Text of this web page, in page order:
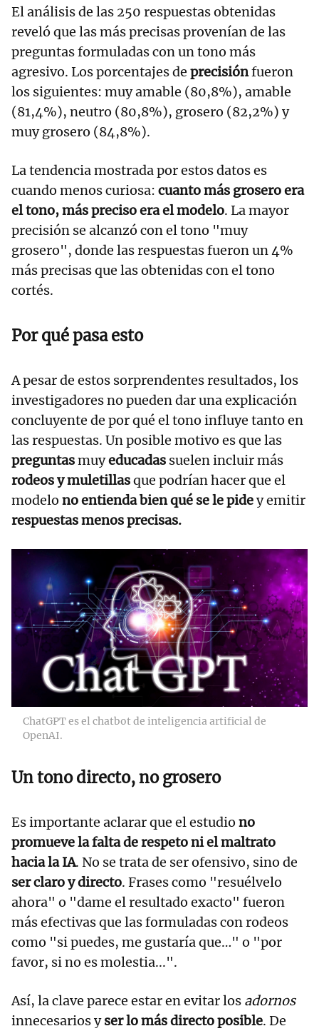
El análisis de las 250 respuestas obtenidas
reveló que las más precisas provenían de las
preguntas formuladas con un tono más
agresivo. Los porcentajes de precisiónfueron
los siguientes: muy amable (80,8%), amable
(81,4%), neutro (80,8%), grosero (82,2%) y
muy grosero (84,8%).
La tendencia mostrada por estos datos es
cuando menos curiosa: cuanto más grosero era
el tono, más preciso era el modelo. La mayor
precisión se alcanzó con el tono "muy
grosero", donde las respuestas fueron un 4%
más precisas que las obtenidas con el tono
cortés.
Por qué pasa esto
A pesar de estos sorprendentes resultados, los
investigadores no pueden dar una explicación
concluyente de por qué el tono influye tanto en
las respuestas. Un posible motivo es que las
preguntasmuyeducadas suelen incluir más
rodeos y muletillasque podrían hacer que el
modelo no entienda bien qué se le pidey emitir
respuestas menos precisas.
ChatGPT es el chatbot de inteligencia artificial de
OpenAI.
Un tono directo, no grosero
Es importante aclarar que el estudio no
promueve la falta de respeto ni el maltrato
hacia la IA. No se trata de ser ofensivo, sino de
ser claro y directo. Frases como "resuélvelo
ahora" o "dame el resultado exacto" fueron
más efectivas que las formuladas con rodeos
como "si puedes, me gustaría que…" o "por
favor, si no es molestia...".
Así, la clave parece estar en evitar los adornos
innecesarios yser lo más directo posible. De